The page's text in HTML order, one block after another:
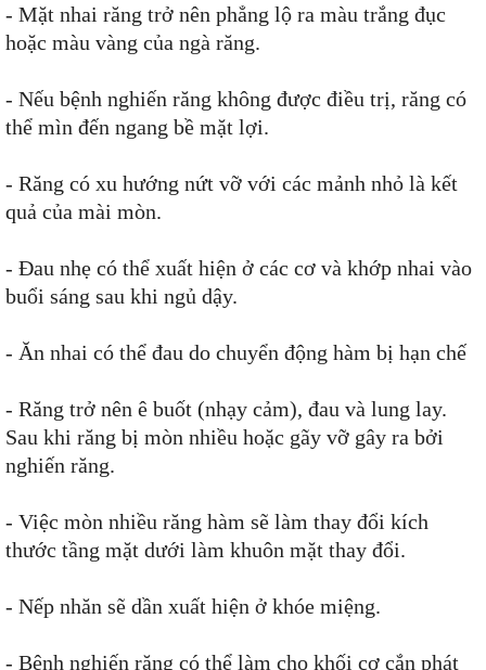
- Mặt nhai răng trở nên phẳng lộ ra màu trắng đục
hoặc màu vàng của ngà răng.
- Nếu bệnh nghiến răng không được điều trị, răng có
thể mìn đến ngang bề mặt lợi.
- Răng có xu hướng nứt vỡ với các mảnh nhỏ là kết
quả của mài mòn.
- Đau nhẹ có thể xuất hiện ở các cơ và khớp nhai vào
buổi sáng sau khi ngủ dậy.
- Ăn nhai có thể đau do chuyển động hàm bị hạn chế
- Răng trở nên ê buốt (nhạy cảm), đau và lung lay.
Sau khi răng bị mòn nhiều hoặc gãy vỡ gây ra bởi
nghiến răng.
- Việc mòn nhiều răng hàm sẽ làm thay đổi kích
thước tầng mặt dưới làm khuôn mặt thay đổi.
- Nếp nhăn sẽ dần xuất hiện ở khóe miệng.
- Bệnh nghiến răng có thể làm cho khối cơ cắn phát